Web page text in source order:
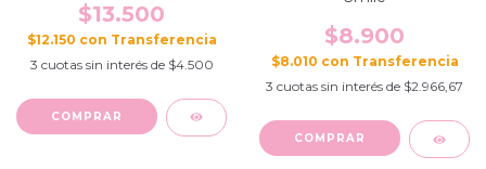
$13.500
$12.150 con
3 cuotas sin interés de $4.500
COMPRAR
$8.900
$8.010 con
3 cuotas sin interés de $2.966,67
COMPRAR